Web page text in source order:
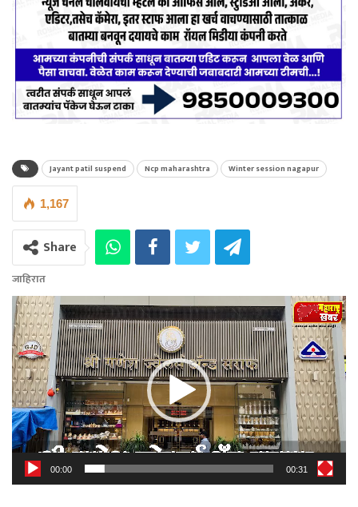
Jayant patil suspend Ncp maharashtra Winter session nagapur
1,167
Share
जाहिरात
Video
Player
00:00 00:31